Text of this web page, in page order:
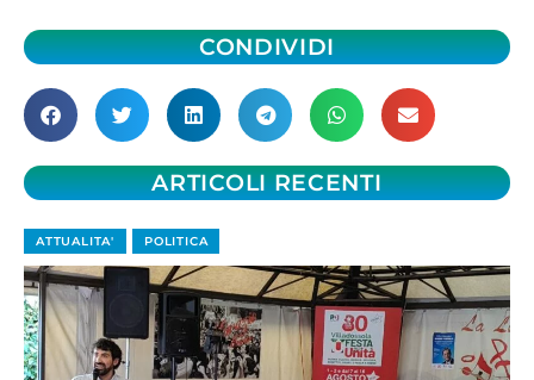
CONDIVIDI
ARTICOLI RECENTI
ATTUALITA' POLITICA